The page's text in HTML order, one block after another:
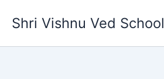
Shri Vishnu Ved School